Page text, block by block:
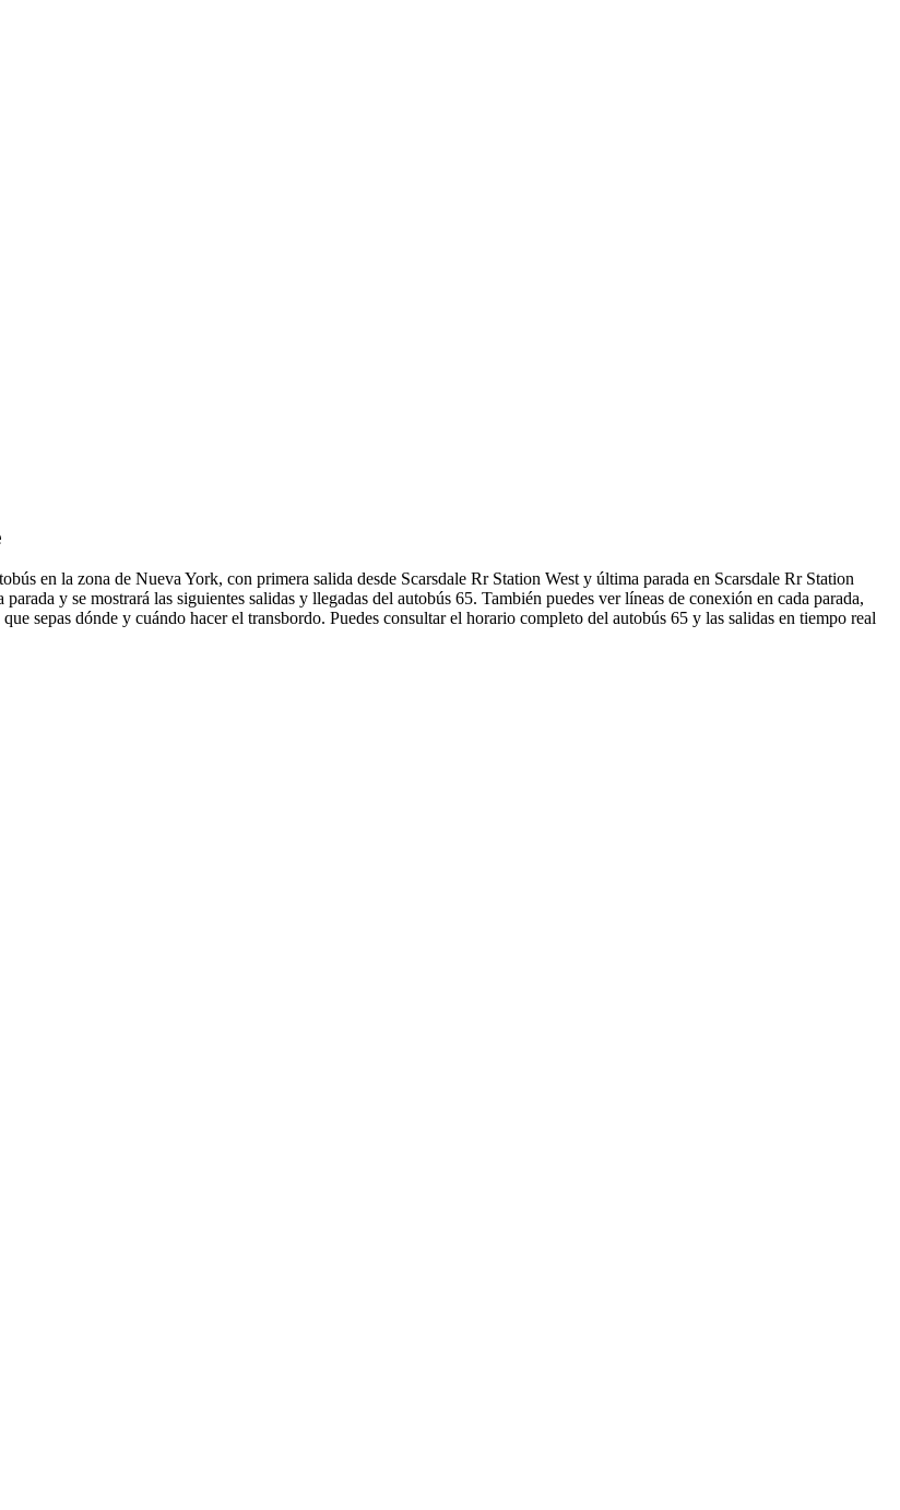
en la zona de Nueva York, con primera salida desde Scarsdale Rr Station West y última parada en Scarsdale Rr Station
y se mostrará las siguientes salidas y llegadas del autobús 65. También puedes ver líneas de conexión en cada parada,
sepas dónde y cuándo hacer el transbordo. Puedes consultar el horario completo del autobús 65 y las salidas en tiempo real